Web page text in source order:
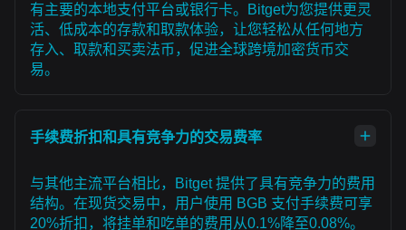
有主要的本地支付平台或银行卡。Bitget为您提供更灵
活、低成本的存款和取款体验，让您轻松从任何地方
存入、取款和买卖法币，促进全球跨境加密货币交
易。
手续费折扣和具有竞争力的交易费率
与其他主流平台相比，Bitget 提供了具有竞争力的费用
结构。在现货交易中，用户使用 BGB 支付手续费可享
20%折扣，将挂单和吃单的费用从0.1%降至0.08%。